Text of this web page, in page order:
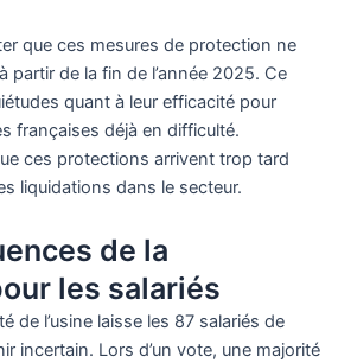
que ces mesures de protection ne
partir de la fin de l’année 2025. Ce
quant à leur efficacité pour
françaises déjà en difficulté.
ces protections arrivent trop tard
liquidations dans le secteur.
de la
les salariés
de l’usine laisse les 87 salariés de
incertain. Lors d’un vote, une majorité